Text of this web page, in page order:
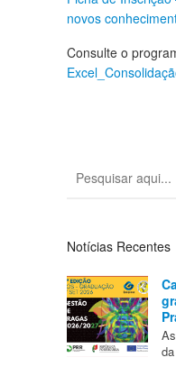
novos
Consulte o
Notícias Recentes